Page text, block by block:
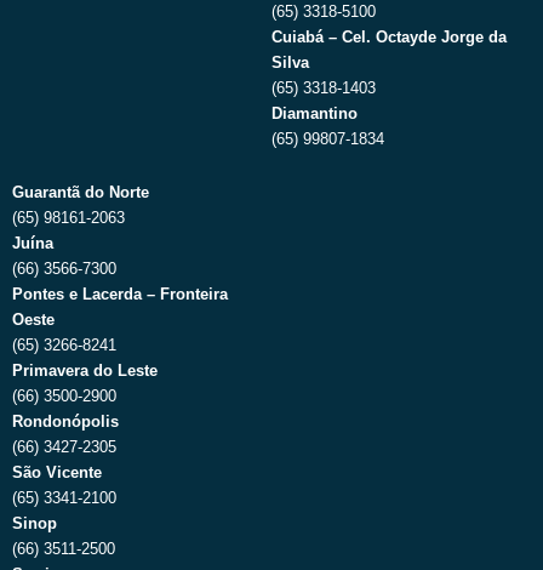
(65) 3318-5100
Cuiabá – Cel. Octayde Jorge da
Silva
(65) 3318-1403
Diamantino
(65) 99807-1834
Guarantã do Norte
(65) 98161-2063
Juína
(66) 3566-7300
Pontes e Lacerda – Fronteira
Oeste
(65) 3266-8241
Primavera do Leste
(66) 3500-2900
Rondonópolis
(66) 3427-2305
São Vicente
(65) 3341-2100
Sinop
(66) 3511-2500